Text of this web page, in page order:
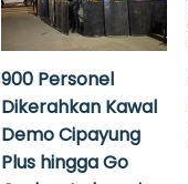
900 Personel
Dikerahkan Kawal
Demo Cipayung
Plus hingga Go